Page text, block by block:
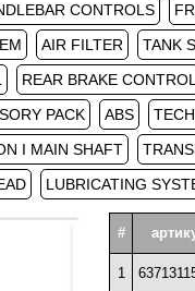
CONTROLS
AIR FILTER TANK
REAR BRAKE CONTROL
PACK ABS
I MAIN SHAFT
LUBRICATING
#
1